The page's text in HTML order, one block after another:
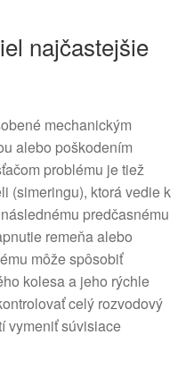
najčastejšie
mechanickým
alebo poškodením
problému je tiež
(simeringu), ktorá vedie k
predčasnému
remeňa alebo
môže spôsobiť
kolesa a jeho rýchle
celý rozvodový
vymeniť súvisiace